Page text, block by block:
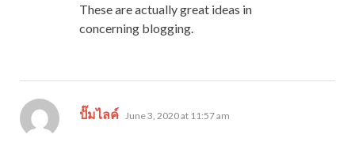
These are actually great ideas in
concerning blogging.
ปั๊มไลค์ says:
June 3, 2020 at 11:57 am